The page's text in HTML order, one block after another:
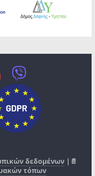
δεδομένων |📄
τόπων